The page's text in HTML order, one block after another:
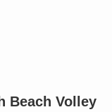
Beach Volley